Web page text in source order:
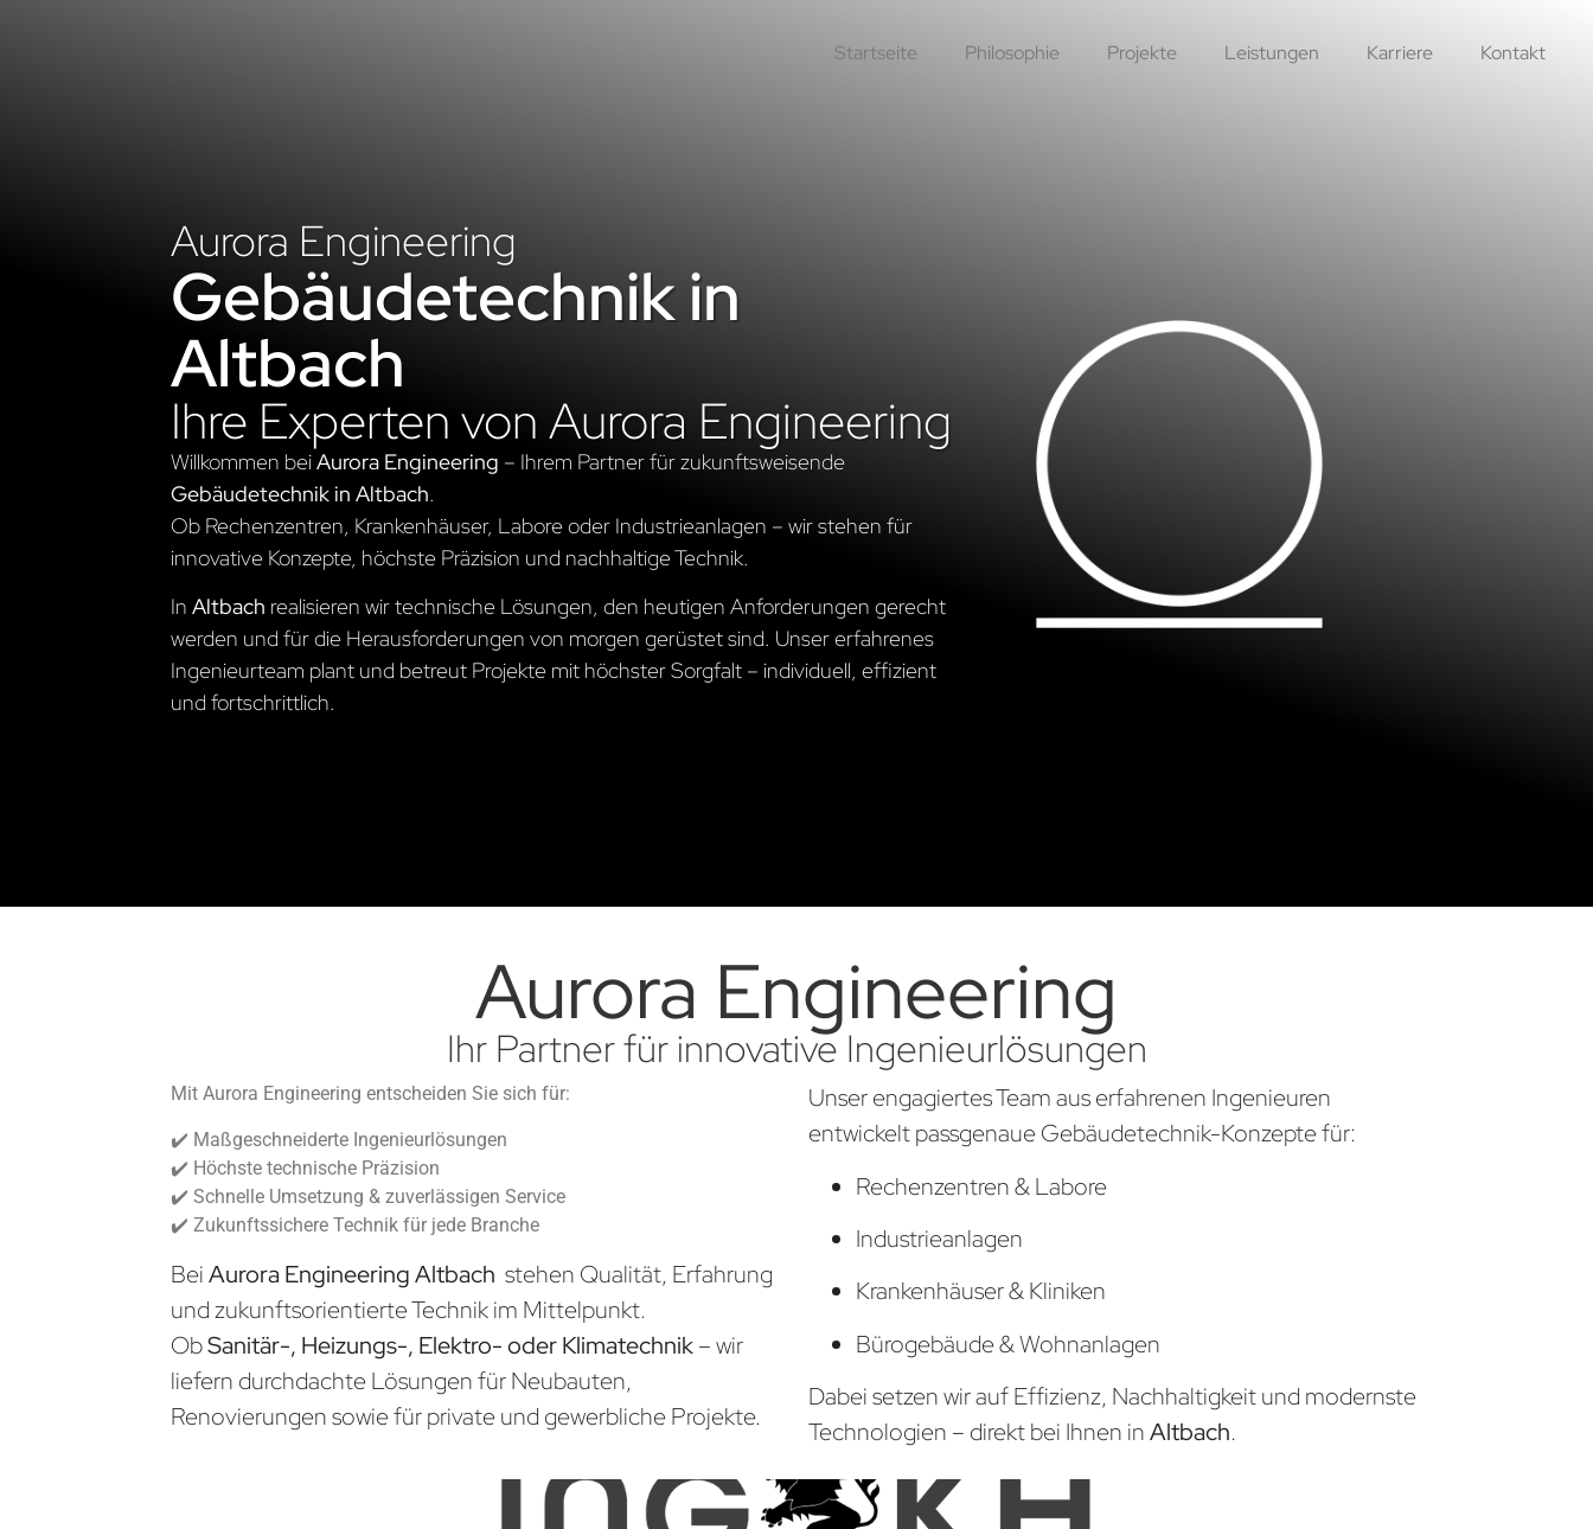
Startseite Philosophie Projekte Leistungen Karriere Kontakt
Aurora Engineering
Gebäudetechnik in
Altbach
Ihre Experten von Aurora Engineering
Willkommen beiAurora Engineering – Ihrem Partner für zukunftsweisende
Gebäudetechnik in Altbach.
Ob Rechenzentren, Krankenhäuser, Labore oder Industrieanlagen – wir stehen für
innovative Konzepte, höchste Präzision und nachhaltige Technik.
InAltbach realisieren wir technische Lösungen, den heutigen Anforderungen gerecht
werden und für die Herausforderungen von morgen gerüstet sind. Unser erfahrenes
Ingenieurteam plant und betreut Projekte mit höchster Sorgfalt – individuell, effizient
und fortschrittlich.
Aurora Engineering
Ihr Partner für innovative Ingenieurlösungen
Mit Aurora Engineering entscheiden Sie sich für:
✔️ Maßgeschneiderte Ingenieurlösungen
✔️ Höchste technische Präzision
✔️ Schnelle Umsetzung & zuverlässigen Service
✔️ Zukunftssichere Technik für jede Branche
BeiAurora Engineering Altbach stehen Qualität, Erfahrung
und zukunftsorientierte Technik im Mittelpunkt.
ObSanitär-, Heizungs-, Elektro- oder Klimatechnik– wir
liefern durchdachte Lösungen für Neubauten,
Renovierungen sowie für private und gewerbliche Projekte.
Unser engagiertes Team aus erfahrenen Ingenieuren
entwickelt passgenaue Gebäudetechnik-Konzepte für:
Rechenzentren & Labore
Industrieanlagen
Krankenhäuser & Kliniken
Bürogebäude & Wohnanlagen
Dabei setzen wir auf Effizienz, Nachhaltigkeit und modernste
Technologien – direkt bei Ihnen inAltbach.